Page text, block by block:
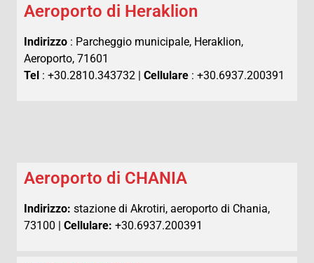
Aeroporto di Heraklion
Indirizzo : Parcheggio municipale, Heraklion,
Aeroporto, 71601
Tel : +30.2810.343732 | Cellulare : +30.6937.200391
Aeroporto di CHANIA
Indirizzo: stazione di Akrotiri, aeroporto di Chania,
73100 | Cellulare: +30.6937.200391